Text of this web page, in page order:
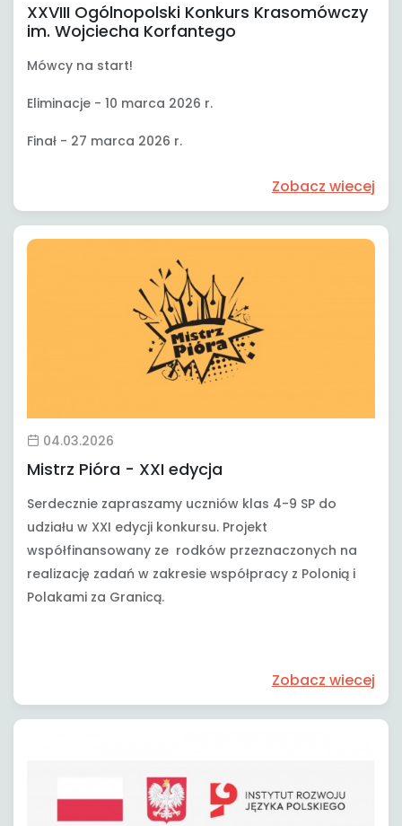
XXVIII Ogólnopolski Konkurs Krasomówczy
im. Wojciecha Korfantego
Mówcy na start!
Eliminacje - 10 marca 2026 r.
Finał - 27 marca 2026 r.
Zobacz wiecej
04.03.2026
Mistrz Pióra - XXI edycja
Serdecznie zapraszamy uczniów klas 4-9 SP do
udziału w XXI edycji konkursu. Projekt
współfinansowany ze rodków przeznaczonych na
realizację zadań w zakresie współpracy z Polonią i
Polakami za Granicą.
Zobacz wiecej